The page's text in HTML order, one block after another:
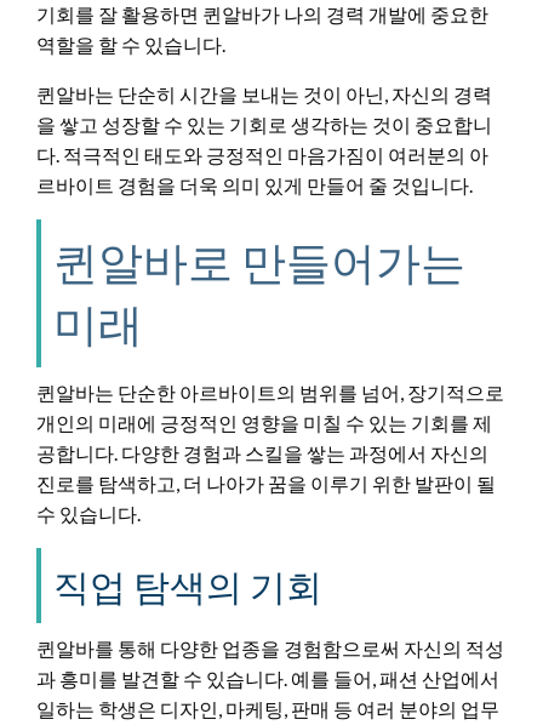
기회를 잘 활용하면 퀸알바가 나의 경력 개발에 중요한
역할을 할 수 있습니다.
퀸알바는 단순히 시간을 보내는 것이 아닌, 자신의 경력
을 쌓고 성장할 수 있는 기회로 생각하는 것이 중요합니
다. 적극적인 태도와 긍정적인 마음가짐이 여러분의 아
르바이트 경험을 더욱 의미 있게 만들어 줄 것입니다.
퀸알바로 만들어가는
미래
퀸알바는 단순한 아르바이트의 범위를 넘어, 장기적으로
개인의 미래에 긍정적인 영향을 미칠 수 있는 기회를 제
공합니다. 다양한 경험과 스킬을 쌓는 과정에서 자신의
진로를 탐색하고, 더 나아가 꿈을 이루기 위한 발판이 될
수 있습니다.
직업 탐색의 기회
퀸알바를 통해 다양한 업종을 경험함으로써 자신의 적성
과 흥미를 발견할 수 있습니다. 예를 들어, 패션 산업에서
일하는 학생은 디자인, 마케팅, 판매 등 여러 분야의 업무